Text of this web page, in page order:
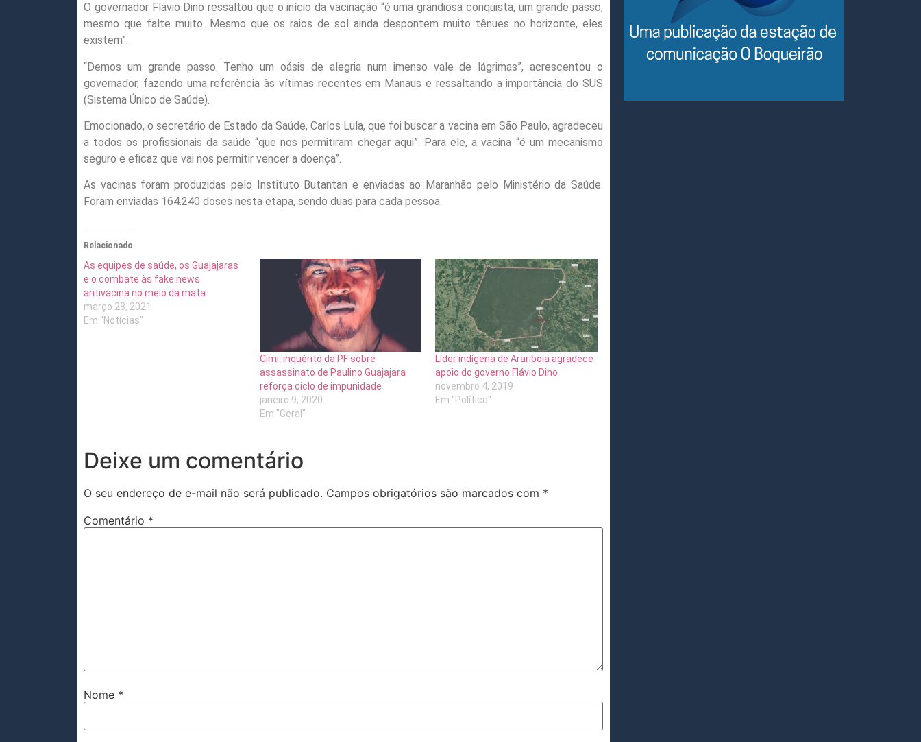
O governador Flávio Dino ressaltou que o início da vacinação “é uma grandiosa conquista, um grande passo,
mesmo que falte muito. Mesmo que os raios de sol ainda despontem muito tênues no horizonte, eles
existem”.
“Demos um grande passo. Tenho um oásis de alegria num imenso vale de lágrimas”, acrescentou o
governador, fazendo uma referência às vítimas recentes em Manaus e ressaltando a importância do SUS
(Sistema Único de Saúde).
Emocionado, o secretário de Estado da Saúde, Carlos Lula, que foi buscar a vacina em São Paulo, agradeceu
a todos os profissionais da saúde “que nos permitiram chegar aqui”. Para ele, a vacina “é um mecanismo
seguro e eficaz que vai nos permitir vencer a doença”.
As vacinas foram produzidas pelo Instituto Butantan e enviadas ao Maranhão pelo Ministério da Saúde.
Foram enviadas 164.240 doses nesta etapa, sendo duas para cada pessoa.
Relacionado
As equipes de saúde, os Guajajaras
e o combate às fake news
antivacina no meio da mata
março 28, 2021
Em "Notícias"
Cimi: inquérito da PF sobre
assassinato de Paulino Guajajara
reforça ciclo de impunidade
janeiro 9, 2020
Em "Geral"
Líder indígena de Arariboia agradece
apoio do governo Flávio Dino
novembro 4, 2019
Em "Política"
Deixe um comentário
O seu endereço de e-mail não será publicado. Campos obrigatórios são marcados com *
Comentário *
Nome *